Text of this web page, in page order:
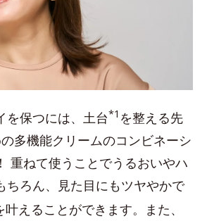
を保つには、土台*1 を整える先
多機能クリームのコンビネーシ
重ねて使うことでうるおいやハ
ちろん、見た目にもツヤやかで
叶えることができます。また、